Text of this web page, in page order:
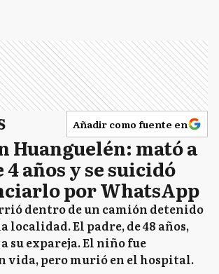
Añadir como fuente en
Huanguelén: mató a
4 años y se suicidó
por WhatsApp
dentro de un camión detenido
localidad. El padre, de 48 años,
su expareja. El niño fue
vida, pero murió en el hospital.